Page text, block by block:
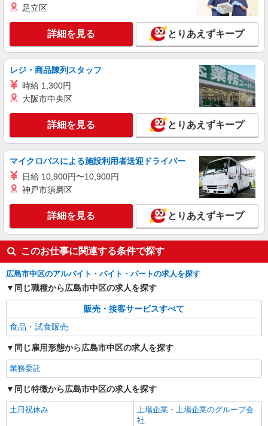
足立区
詳細を見る とりあえずキープ
レジ・商品陳列スタッフ
時給 1,300円
大阪市中央区
詳細を見る とりあえずキープ
マイクロバスによる施設利用者送迎ドライバー
日給 10,900円〜10,900円
神戸市須磨区
詳細を見る とりあえずキープ
このお仕事に関連する条件で探す
広島市中区のアルバイト・バイト・パートの求人を探す
同じ職種から広島市中区の求人を探す
販売・接客サービスすべて
食品・試食販売
同じ雇用形態から広島市中区の求人を探す
業務委託
同じ特徴から広島市中区の求人を探す
土日祝休み
上場企業・上場企業のグループ会
社